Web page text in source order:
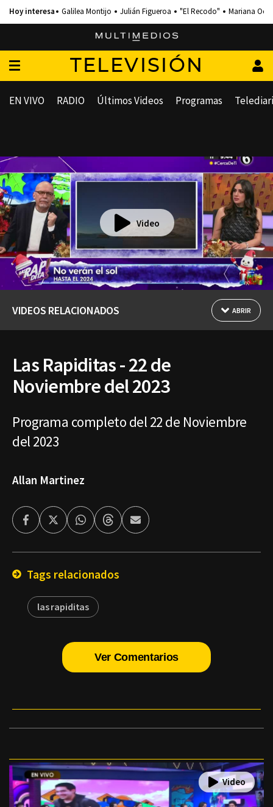
Galilea Montijo Julián Figueroa "El Recodo" Mariana
TELEVISIÓN
EN VIVO RADIO Últimos Videos Programas
Video
VIDEOS RELACIONADOS ABRIR
Las Rapiditas - 22 de
Noviembre del 2023
Programa completo del 22 de Noviembre
del 2023
Allan Martinez
FacebookTwitterWhatsappThreadsEnviar
por
Tags relacionados
las rapiditas
Ver Comentarios